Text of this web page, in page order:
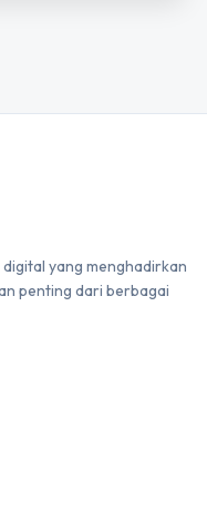
yang menghadirkan
penting dari berbagai